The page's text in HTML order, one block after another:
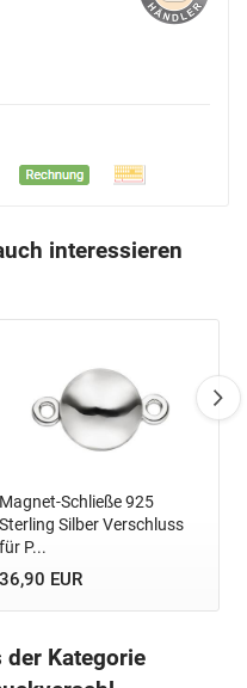
interessieren
Magnet-Schließe 925
Sterling Silber Verschluss
für P...
36,90 EUR
Kategorie